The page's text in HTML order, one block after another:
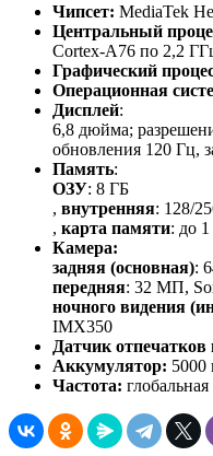
Чипсет: MediaTek
Центральный
Cortex-A76 по 2,2
Графический
Операционная
Дисплей:
6,8 дюйма;
обновления 120 Гц,
Память:
ОЗУ: 8 ГБ
, внутренняя: 128/
, карта памяти: до
Камера:
задняя (основная):
передняя: 32 МП,
ночного видения
IMX350
Датчик отпечатков
Аккумулятор: 5000
Частота: глобальная